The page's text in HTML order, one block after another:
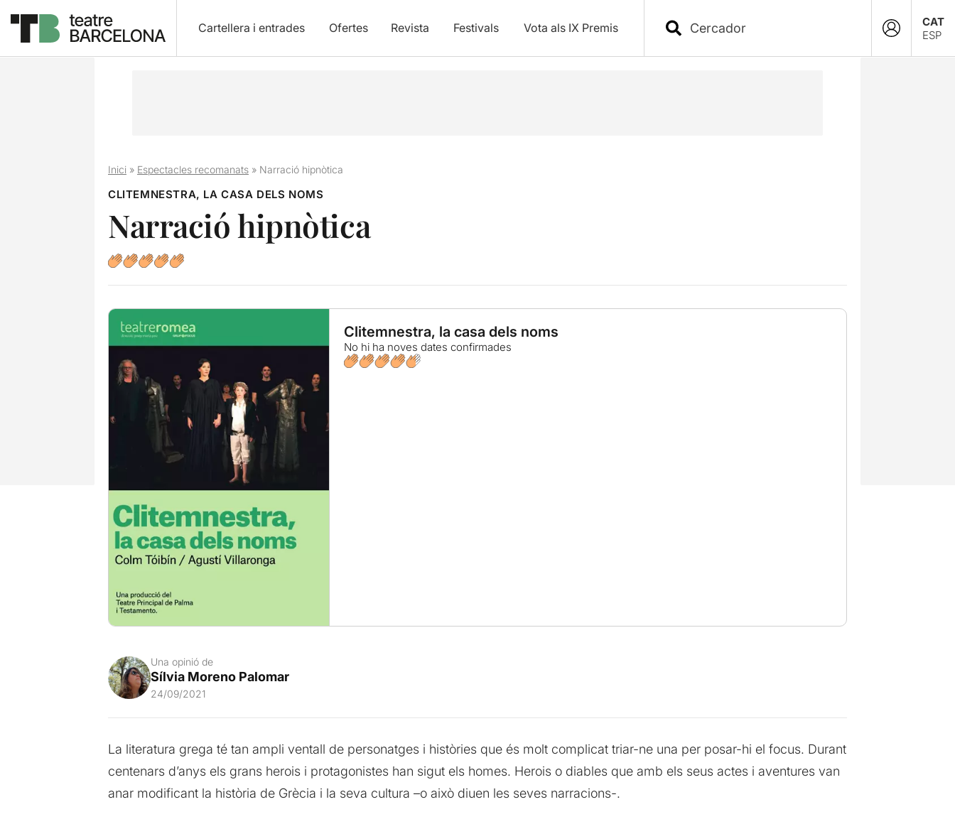
Cartellera i entrades Ofertes Revista Festivals Vota als IX Premis
CAT
ESP
Inici» Espectacles recomanats» Narració hipnòtica
CLITEMNESTRA, LA CASA DELS NOMS
Narració hipnòtica
Clitemnestra, la casa dels noms
No hi ha noves dates confirmades
Una opinió de
Sílvia Moreno Palomar
24/09/2021
La literatura grega té tan ampli ventall de personatges i històries que és molt complicat triar-ne una per posar-hi el focus. Durant
centenars d’anys els grans herois i protagonistes han sigut els homes. Herois o diables que amb els seus actes i aventures van
anar modificant la història de Grècia i la seva cultura –o això diuen les seves narracions-.